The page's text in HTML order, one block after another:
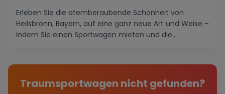
Erleben Sie die atemberaubende Schönheit von
Heilsbronn, Bayern, auf eine ganz neue Art und Weise –
indem Sie einen Sportwagen mieten und die
Traumsportwagen nicht gefunden?